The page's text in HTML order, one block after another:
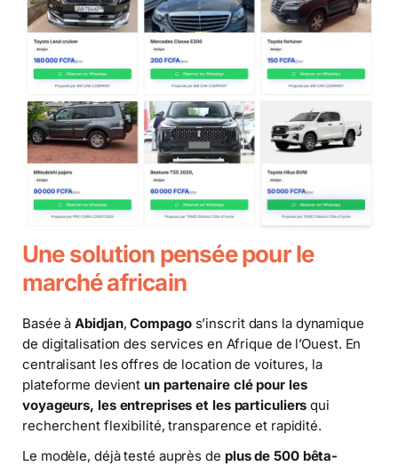
Une solution pensée pour le
marché africain
Basée àAbidjan,Compagos’inscrit dans la dynamique
de digitalisation des services en Afrique de l’Ouest. En
centralisant les offres de location de voitures, la
plateforme devient un partenaire clé pour les
voyageurs, les entreprises et les particuliers qui
recherchent flexibilité, transparence et rapidité.
Le modèle, déjà testé auprès de plus de 500 bêta-